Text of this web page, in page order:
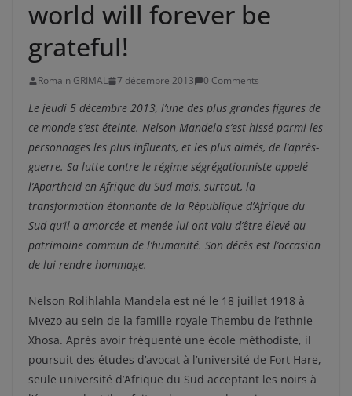
world will forever be
grateful!
Romain GRIMAL 7 décembre 2013 0 Comments
Le jeudi 5 décembre 2013, l’une des plus grandes figures de
ce monde s’est éteinte. Nelson Mandela s’est hissé parmi les
personnages les plus influents, et les plus aimés, de l’après-
guerre. Sa lutte contre le régime ségrégationniste appelé
l’Apartheid en Afrique du Sud mais, surtout, la
transformation étonnante de la République d’Afrique du
Sud qu’il a amorcée et menée lui ont valu d’être élevé au
patrimoine commun de l’humanité. Son décès est l’occasion
de lui rendre hommage.
Nelson Rolihlahla Mandela est né le 18 juillet 1918 à
Mvezo au sein de la famille royale Thembu de l’ethnie
Xhosa. Après avoir fréquenté une école méthodiste, il
poursuit des études d’avocat à l’université de Fort Hare,
seule université d’Afrique du Sud acceptant les noirs à